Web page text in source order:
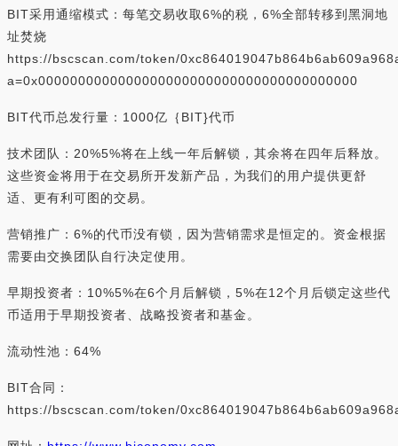
BIT采用通缩模式：每笔交易收取6%的税，6%全部转移到黑洞地
址焚烧
https://bscscan.com/token/
a=0x0000000000000000000000000000000000000000
BIT代币总发行量：1000亿｛BIT}代币
技术团队：20%5%将在上线一年后解锁，其余将在四年后释放。
这些资金将用于在交易所开发新产品，为我们的用户提供更舒
适、更有利可图的交易。
营销推广：6%的代币没有锁，因为营销需求是恒定的。资金根据
需要由交换团队自行决定使用。
早期投资者：10%5%在6个月后解锁，5%在12个月后锁定这些代
币适用于早期投资者、战略投资者和基金。
流动性池：64%
BIT合同：
https://bscscan.com/token/